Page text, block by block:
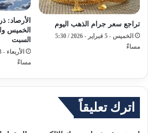
تراجع سعر جرام الذهب اليوم
الخميس - 5 فبراير - 2026 / 5:30
مساءً
الأرصاد:
الخميس
السبت
مساءً
اترك تعليقاً